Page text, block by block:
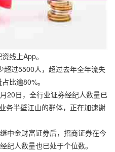
线上App。
超过5500人，超过去年全年流失
比逾80%。
20日，全行业证券经纪人数量已
务半壁江山的群体，正在加速谢
中金财富证券后，招商证券在今
纪人数量也已处于个位数。